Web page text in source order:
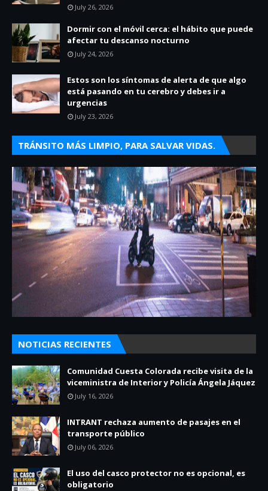
July 26, 2026
Dormir con el móvil cerca: el hábito que puede
afectar tu descanso nocturno
July 24, 2026
Estos son los síntomas de alerta de que algo
está pasando en tu cerebro y debes ir a
urgencias
July 23, 2026
TRÁNSITO MÁS LIMPIO, PARA SALVAR VIDAS.
NOTICIAS RECIENTES
Comunidad Cuesta Colorada recibe visita de la
viceministra de Interior y Policía Ángela Jáquez
July 16, 2026
INTRANT rechaza aumento de pasajes en el
transporte público
July 06, 2026
El uso del casco protector no es opcional, es
obligatorio